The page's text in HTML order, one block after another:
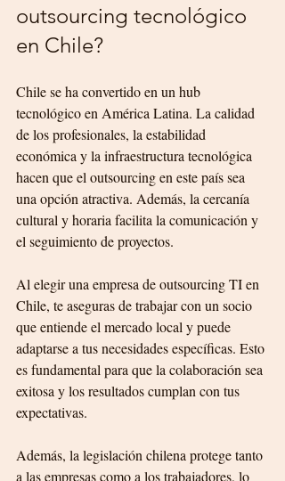
outsourcing tecnológico
en Chile?
Chile se ha convertido en un hub
tecnológico en América Latina. La calidad
de los profesionales, la estabilidad
económica y la infraestructura tecnológica
hacen que el outsourcing en este país sea
una opción atractiva. Además, la cercanía
cultural y horaria facilita la comunicación y
el seguimiento de proyectos.
Al elegir una empresa de outsourcing TI en
Chile, te aseguras de trabajar con un socio
que entiende el mercado local y puede
adaptarse a tus necesidades específicas. Esto
es fundamental para que la colaboración sea
exitosa y los resultados cumplan con tus
expectativas.
Además, la legislación chilena protege tanto
a las empresas como a los trabajadores, lo